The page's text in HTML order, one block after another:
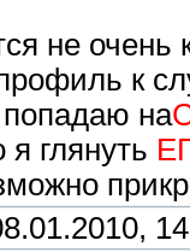
не очень
к
на
я глянуть